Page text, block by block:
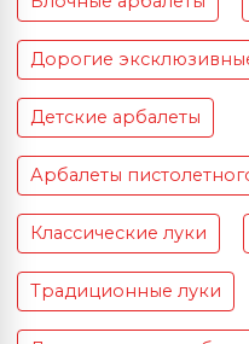
Дорогие
Детские арбалеты
Арбалеты
Классические луки
Традиционные луки